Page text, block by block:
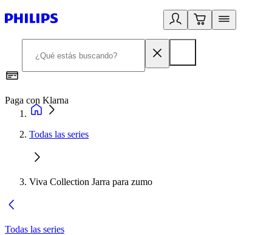
Paga con Klarna
Todas las series
Viva Collection Jarra para zumo
Todas las series